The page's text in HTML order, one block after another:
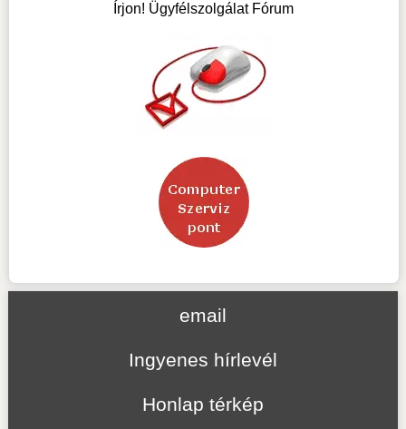
Írjon! Ügyfélszolgálat Fórum
email
Ingyenes hírlevél
Honlap térkép